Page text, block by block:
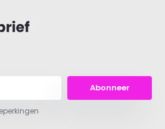
Abonneer